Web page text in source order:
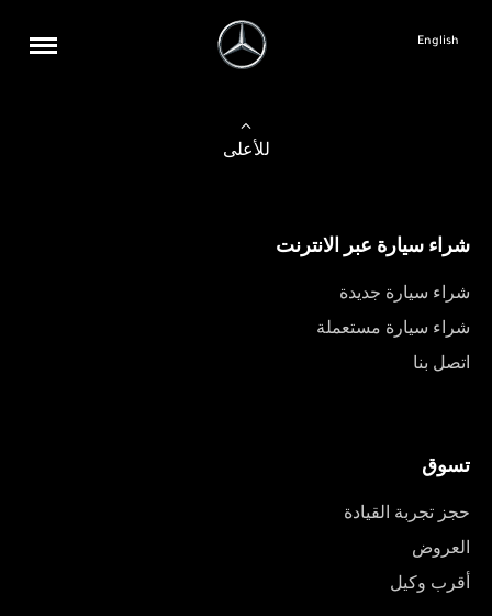
English
للأعلى
شراء سيارة عبر الانترنت
شراء سيارة جديدة
شراء سيارة مستعملة
اتصل بنا
تسوق
حجز تجربة القيادة
العروض
أقرب وكيل